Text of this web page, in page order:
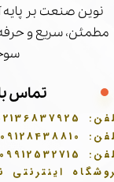
نوین صنعت بر پایه
مطمئن، سریع و
تماس
09128438810
09912532715